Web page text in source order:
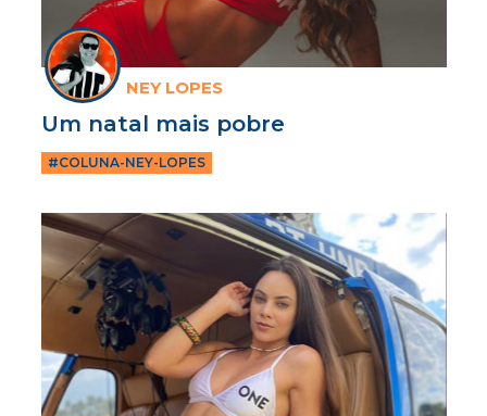
NEY LOPES
Um natal mais pobre
#COLUNA-NEY-LOPES